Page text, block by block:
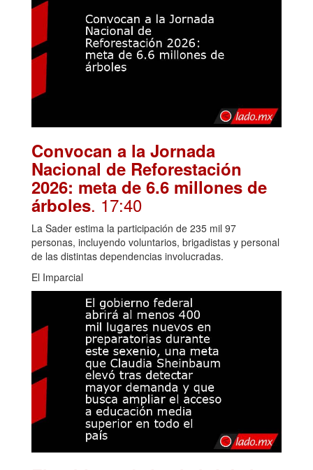
Convocan a la Jornada
Nacional de Reforestación
2026: meta de 6.6 millones de
árboles. 17:40
La Sader estima la participación de 235 mil 97
personas, incluyendo voluntarios, brigadistas y personal
de las distintas dependencias involucradas.
El Imparcial